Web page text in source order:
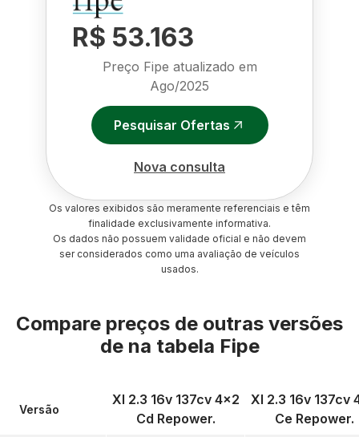
R$ 53.163
Preço Fipe atualizado em
Ago/2025
Pesquisar Ofertas
Nova consulta
Os valores exibidos são meramente referenciais e têm
finalidade exclusivamente informativa.
Os dados não possuem validade oficial e não devem
ser considerados como uma avaliação de veículos
usados.
Compare preços de outras versões
de na tabela Fipe
Versão
Xl 2.3 16v 137cv 4x2
Cd Repower.
Xl 2.3 16v 137cv
Ce Repower.